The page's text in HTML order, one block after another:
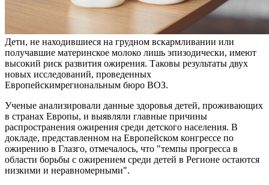
Дети, не находившиеся на грудном вскармливании или
получавшие материнское молоко лишь эпизодически, имеют
высокий риск развития ожирения. Таковы результаты двух
новых исследований, проведенных
Европейскимрегиональным бюро ВОЗ.
Ученые анализировали данные здоровья детей, проживающих
в странах Европы, и выявляли главные причины
распространения ожирения среди детского населения. В
докладе, представленном на Европейском конгрессе по
ожирению в Глазго, отмечалось, что "темпы прогресса в
области борьбы с ожирением среди детей в Регионе остаются
низкими и неравномерными".